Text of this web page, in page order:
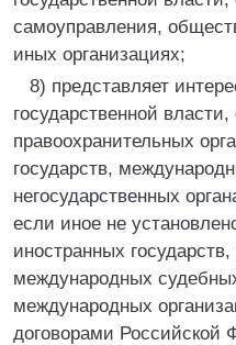
самоуправления,
иных организациях;
8) представляет
государственной власти,
правоохранительных
государств,
негосударственных
если иное не
иностранных
международных
международных
договорами Российской